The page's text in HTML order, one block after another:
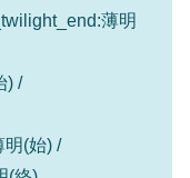
薄明
) /
(始) /